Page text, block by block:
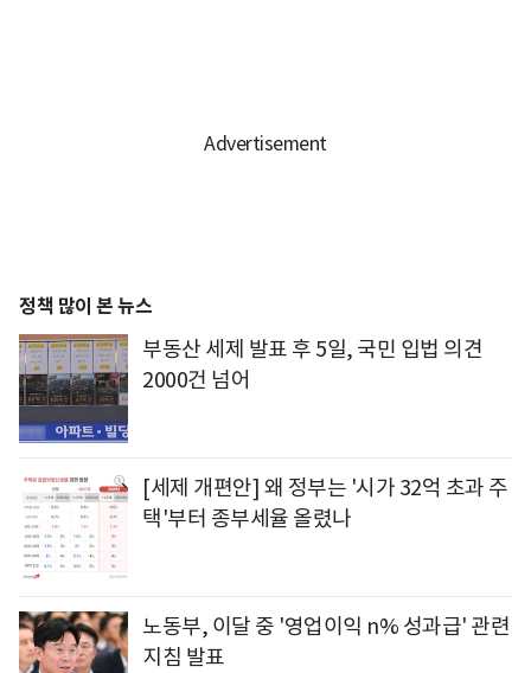
정책 많이 본 뉴스
부동산 세제 발표 후 5일, 국민 입법 의견
2000건 넘어
[세제 개편안] 왜 정부는 '시가 32억 초과 주
택'부터 종부세율 올렸나
노동부, 이달 중 '영업이익 n% 성과급' 관련
지침 발표